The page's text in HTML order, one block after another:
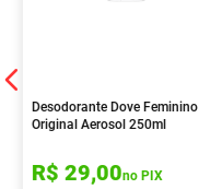
Desodorante Dove Feminino
Original Aerosol 250ml
R$ 29,00no PIX